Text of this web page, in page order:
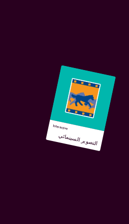
Interactive
التصوير السينمائي